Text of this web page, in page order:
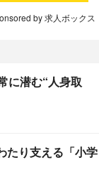
by 求人ボックス
に潜む“人身取
たり支える「小学